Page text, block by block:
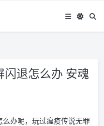
退怎么办 安魂
办呢，玩过瘟疫传说无罪